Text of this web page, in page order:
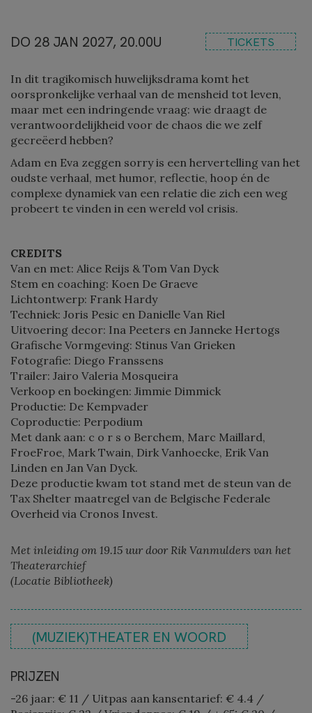
DO 28 JAN 2027, 20.00U TICKETS
In dit tragikomisch huwelijksdrama komt het
oorspronkelijke verhaal van de mensheid tot leven,
maar met een indringende vraag: wie draagt de
verantwoordelijkheid voor de chaos die we zelf
gecreëerd hebben?
Adam en Eva zeggen sorry is een hervertelling van het
oudste verhaal, met humor, reflectie, hoop én de
complexe dynamiek van een relatie die zich een weg
probeert te vinden in een wereld vol crisis.
CREDITS
Van en met: Alice Reijs & Tom Van Dyck
Stem en coaching: Koen De Graeve
Lichtontwerp: Frank Hardy
Techniek: Joris Pesic en Danielle Van Riel
Uitvoering decor: Ina Peeters en Janneke Hertogs
Grafische Vormgeving: Stinus Van Grieken
Fotografie: Diego Franssens
Trailer: Jairo Valeria Mosqueira
Verkoop en boekingen: Jimmie Dimmick
Productie: De Kempvader
Coproductie: Perpodium
Met dank aan: c o r s o Berchem, Marc Maillard,
FroeFroe, Mark Twain, Dirk Vanhoecke, Erik Van
Linden en Jan Van Dyck.
Deze productie kwam tot stand met de steun van de
Tax Shelter maatregel van de Belgische Federale
Overheid via Cronos Invest.
Met inleiding om 19.15 uur door Rik Vanmulders van het
Theaterarchief
(Locatie Bibliotheek)
(MUZIEK)THEATER EN WOORD
PRIJZEN
-26 jaar: € 11 / Uitpas aan kansentarief: € 4.4 /